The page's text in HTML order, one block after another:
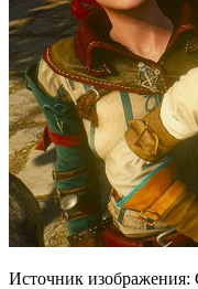
Источник изображения: